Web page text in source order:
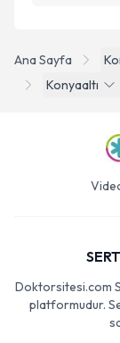
Ana Sayfa
Konyaaltı
Doktorsitesi.com
platformudur.